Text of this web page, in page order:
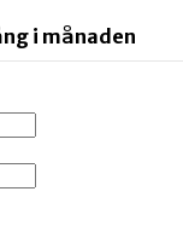
i månaden